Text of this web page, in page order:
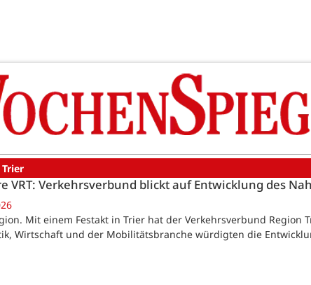
VRT: Verkehrsverbund blickt auf Entwicklung des
Mit einem Festakt in Trier hat der Verkehrsverbund Region
Wirtschaft und der Mobilitätsbranche würdigten die